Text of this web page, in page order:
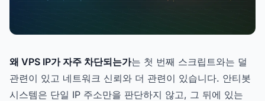
왜 VPS IP가 자주 차단되는가는 첫 번째 스크립트와는 덜
관련이 있고 네트워크 신뢰와 더 관련이 있습니다. 안티봇
시스템은 단일 IP 주소만을 판단하지 않고, 그 뒤에 있는